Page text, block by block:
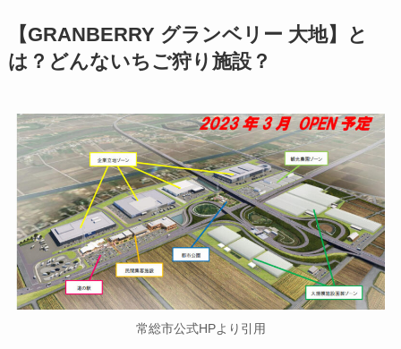
【GRANBERRY グランベリー 大地】と
は？どんないちご狩り施設？
常総市公式HPより引用